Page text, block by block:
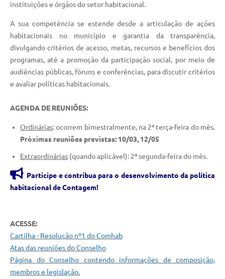
instituições e órgãos do setor habitacional.
A sua competência se estende desde a articulação de ações
habitacionais no município e garantia da transparência,
divulgando critérios de acesso, metas, recursos e benefícios dos
programas, até a promoção da participação social, por meio de
audiências públicas, fóruns e conferências, para discutir critérios
e avaliar políticas habitacionais.
AGENDA DE REUNIÕES:
Ordinárias: ocorrem bimestralmente, na 2ª terça-feira do mês.
Próximas reuniões previstas: 10/03, 12/05
Extraordinárias (quando aplicável): 2ª segunda-feira do mês.
Participe e contribua para o desenvolvimento da política
habitacional de Contagem!
ACESSE:
Cartilha - Resolução nº1 do Comhab
Atas das reuniões do Conselho
Página do Conselho contendo informações de composição,
membros e legislação.